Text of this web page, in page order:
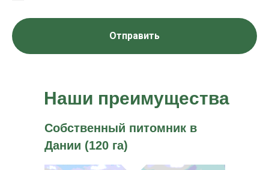
Отправить
Собственный питомник в
Дании (120 га)
Наши преимущества